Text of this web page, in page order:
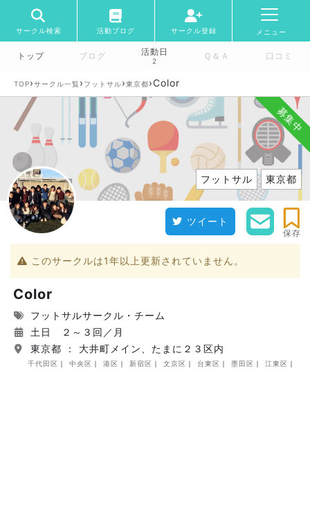
サークル検索 活動ブログ サークル登録 メニュー
トップ ブログ 活動日
2 Ｑ＆Ａ 口コミ
TOP›サークル一覧 › フットサル›東京都›Color
募集中
フットサル 東京都
ツイート
保存
このサークルは1年以上更新されていません。
Color
フットサルサークル・チーム
土日 ２～３回／月
東京都 ： 大井町メイン、たまに２３区内
千代田区 中央区 港区 新宿区 文京区 台東区 墨田区 江東区